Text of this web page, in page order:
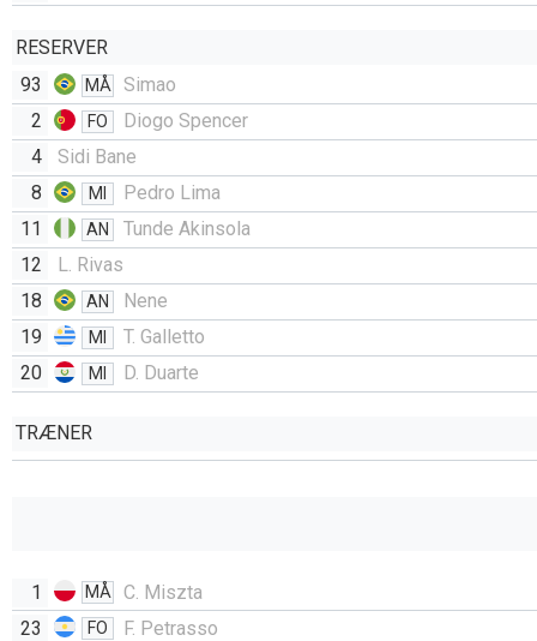
RESERVER
93
MÅ
Simao
2
FO
Diogo Spencer
4
Sidi Bane
8
MI
Pedro Lima
11
AN
Tunde Akinsola
12
L. Rivas
18
AN
Nene
19
MI
T. Galletto
20
MI D. Duarte
TRÆNER
1 MÅ
C. Miszta
23
FO
F. Petrasso